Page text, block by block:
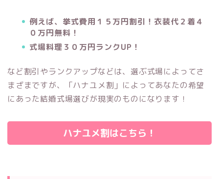
例えば、 挙式費用１５万円割引！衣装代２着４
０万円無料！
式場料理３０万円ランクUP ！
など割引やランクアップなどは、選ぶ式場によってさ
まざまですが、「ハナユメ割」によってあなたの希望
にあった結婚式場選びが現実のものになります！
ハナユメ割はこちら！